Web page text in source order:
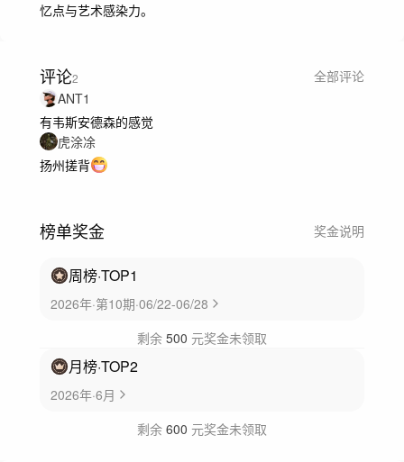
忆点与艺术感染力。
评论2
全部评论
ANT1
有韦斯安德森的感觉
虎涂凃
扬州搓背
榜单奖金 奖金说明
周榜·TOP1
2026年·第10期·06/22-06/28
剩余 500 元奖金未领取
月榜·TOP2
2026年·6月
剩余 600 元奖金未领取